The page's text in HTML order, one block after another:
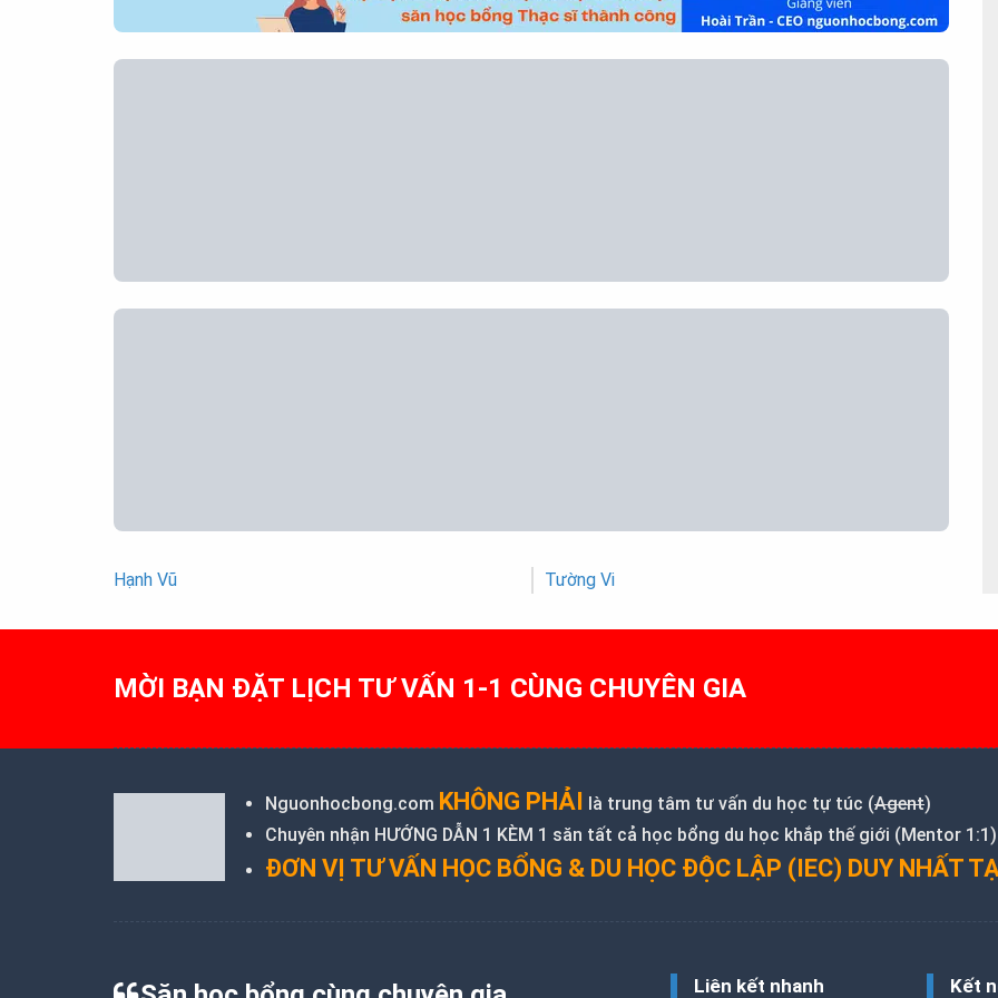
Post
navigation
Hạnh Vũ Tường Vi
MỜI BẠN ĐẶT LỊCH TƯ VẤN 1-1 CÙNG CHUYÊN GIA
Nguonhocbong.com KHÔNG PHẢI là trung tâm tư vấn du học tự túc (Agent)
Chuyên nhận HƯỚNG DẪN 1 KÈM 1 săn tất cả học bổng du học khắp thế giới (Mentor 1:1)
ĐƠN VỊ TƯ VẤN HỌC BỔNG & DU HỌC ĐỘC LẬP (IEC) DUY NHẤT
Liên kết nhanh Kết